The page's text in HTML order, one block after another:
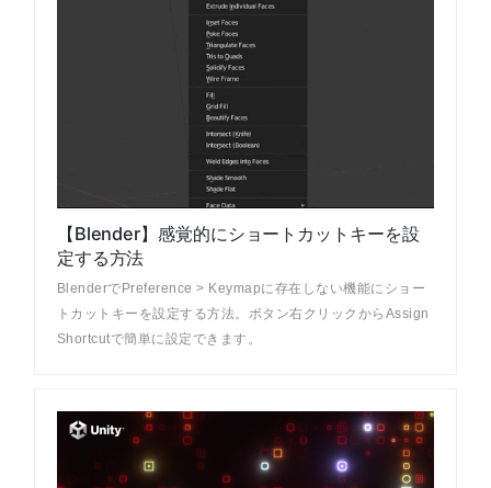
【Blender】感覚的にショートカットキーを設
定する方法
BlenderでPreference > Keymapに存在しない機能にショー
トカットキーを設定する方法。ボタン右クリックからAssign
Shortcutで簡単に設定できます。